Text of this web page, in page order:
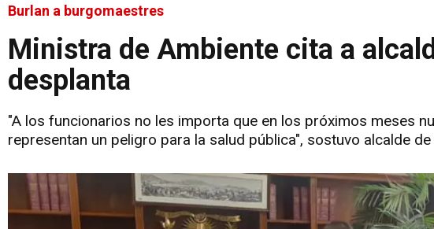
Burlan a burgomaestres
Ministra de Ambiente cita a
desplanta
"A los funcionarios no les importa que en los próximos meses
representan un peligro para la salud pública", sostuvo alcalde de